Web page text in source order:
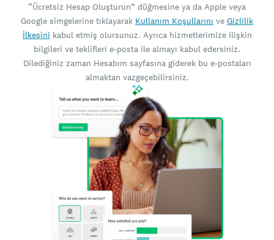
“Ücretsiz Hesap Oluşturun” düğmesine ya da Apple veya
Google simgelerine tıklayarak Kullanım Koşullarını ve Gizlilik
İlkesini kabul etmiş olursunuz. Ayrıca hizmetlerimize ilişkin
bilgileri ve teklifleri e-posta ile almayı kabul edersiniz.
Dilediğiniz zaman Hesabım sayfasına giderek bu e-postaları
almaktan vazgeçebilirsiniz.